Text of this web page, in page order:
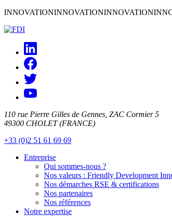
INNOVATIONINNOVATIONINNOVATION
110 rue Pierre Gilles de Gennes, ZAC Cormier 5
49300 CHOLET (FRANCE)
+33 (0)2 51 61 69 69
Entreprise
Qui sommes-nous ?
Nos valeurs : Friendly Development
Nos démarches RSE & certifications
Nos partenaires
Nos références
Notre expertise